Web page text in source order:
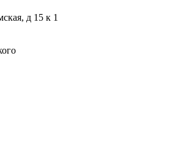
д 15 к 1